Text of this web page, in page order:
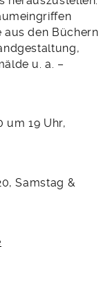
den Büchern
u. a. –
um 19 Uhr,
Samstag &